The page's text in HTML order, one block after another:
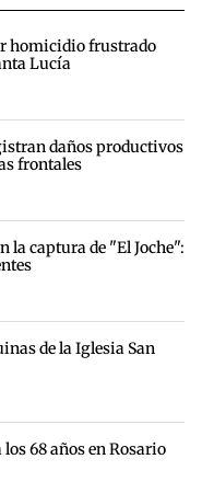
homicidio frustrado
Lucía
daños productivos
frontales
captura de "El Joche":
de la Iglesia San
68 años en Rosario